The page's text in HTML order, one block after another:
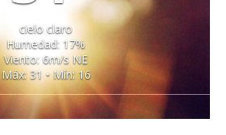
cielo claro
Humedad: 17%
Viento: 6m/s NE
Máx: 31 • Mín: 16